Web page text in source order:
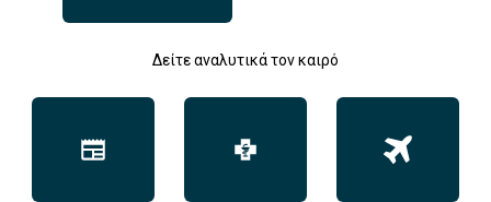
Δείτε αναλυτικά τον καιρό